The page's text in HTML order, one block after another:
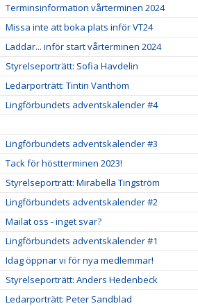
Terminsinformation vårterminen 2024
Missa inte att boka plats inför VT24
Laddar... inför start vårterminen 2024
Styrelseporträtt: Sofia Havdelin
Ledarporträtt: Tintin Vanthöm
Lingförbundets adventskalender #4
Lingförbundets adventskalender #3
Tack för höstterminen 2023!
Styrelseporträtt: Mirabella Tingström
Lingförbundets adventskalender #2
Mailat oss - inget svar?
Lingförbundets adventskalender #1
Idag öppnar vi för nya medlemmar!
Styrelseporträtt: Anders Hedenbeck
Ledarporträtt: Peter Sandblad